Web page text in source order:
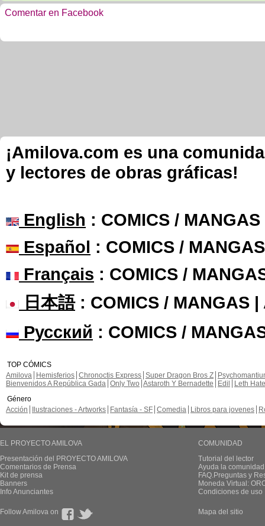
Comentar en Facebook
¡Amilova.com es una
y lectores de obras gráficas!
English : COMICS /
Español : COMICS /
Français : COMICS /
日本語: COMICS / MANGAS |
Русский : COMICS /
TOP CÓMICS
Amilova
Hemisferios Chronoctis Express Super Dragon Bros Z
Bienvenidos A República Gada Only Two Astaroth Y Bernadette Edil
Leth Hate
Género
Acción
Ilustraciones - Artworks Fantasía - SF Comedia Libros para jovenes
EL PROYECTO AMILOVA
Presentación del PROYECTO AMILOVA
Comentarios de Prensa
Kit de prensa
Banners
Info Anunciantes
COMUNIDAD
Tutorial del lector
Ayuda la
FAQ.Preguntas y
Moneda Virtual:
Condiciones de uso
Follow Amilova on Mapa del sitio